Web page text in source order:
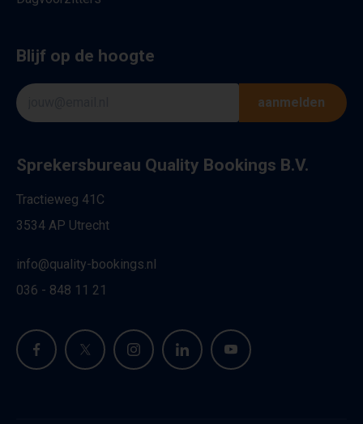
Blijf op de hoogte
aanmelden
Sprekersbureau Quality Bookings B.V.
Tractieweg 41C
3534 AP Utrecht
info@quality-bookings.nl
036 - 848 11 21